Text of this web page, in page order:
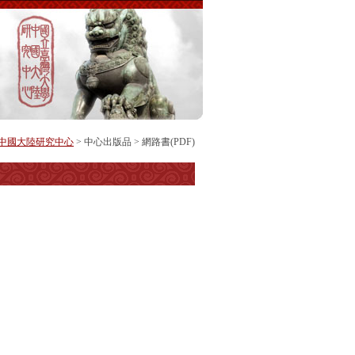
國大陸研究中心 > 中心出版品 > 網路書(PDF)